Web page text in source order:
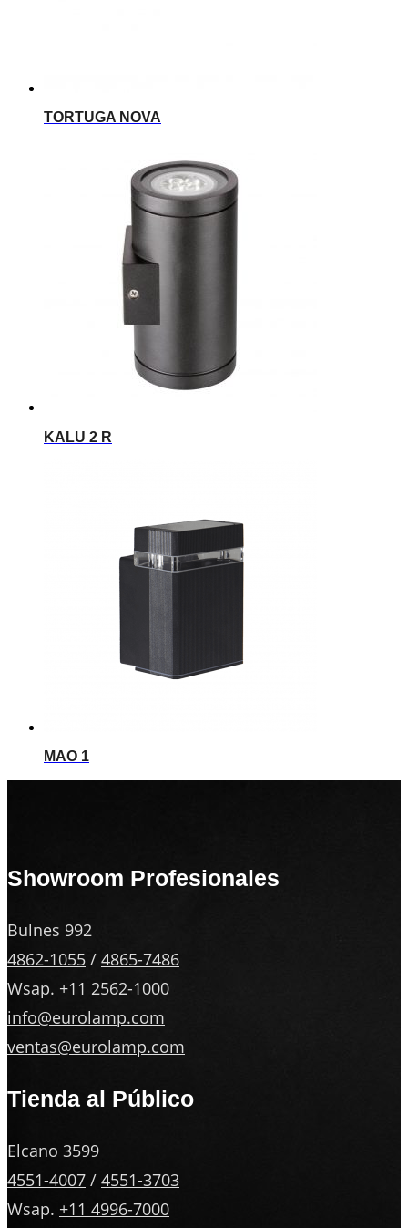
TORTUGA NOVA
KALU 2 R
MAO 1
Showroom Profesionales
Bulnes 992
4862-1055 / 4865-7486
Wsap. +11 2562-1000
info@eurolamp.com
ventas@eurolamp.com
Tienda al Público
Elcano 3599
4551-4007 / 4551-3703
Wsap. +11 4996-7000